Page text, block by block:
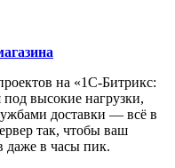
на «1С-Битрикс:
высокие нагрузки,
доставки — всё в
так, чтобы ваш
даже в часы пик.